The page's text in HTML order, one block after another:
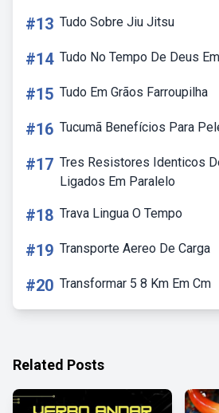
#13 Tudo Sobre Jiu Jitsu
#14 Tudo No Tempo De Deus
#15 Tudo Em Grãos Farroupilha
#16 Tucumã Benefícios Para
#17 Tres Resistores Identicos
Ligados Em Paralelo
#18 Trava Lingua O Tempo
#19 Transporte Aereo De Carga
#20 Transformar 5 8 Km Em Cm
Related Posts